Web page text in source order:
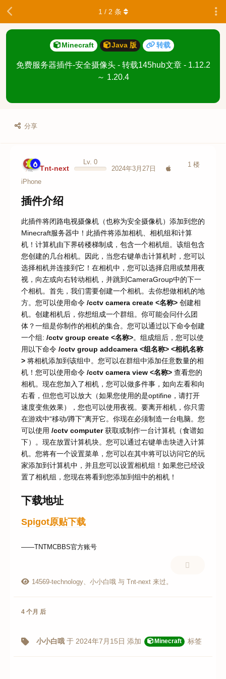
Minecraft Java 版 转载
免费服务器插件-安全摄像头 - 转载145hub文章 - 1.12.2
～ 1.20.4
分享
1 / 2 条
Tnt-next
Lv. 0
2024年3月27日
1 楼
iPhone
插件介绍
此插件将闭路电视摄像机（也称为安全摄像机）添加到您的
Minecraft服务器中！此插件将添加相机、相机组和计算
机！计算机由下界砖楼梯制成，包含一个相机组。该组包含
您创建的几台相机。因此，当您右键单击计算机时，您可以
选择相机并连接到它！在相机中，您可以选择启用或禁用夜
视，向左或向右转动相机，并跳到CameraGroup中的下一
个相机。首先，我们需要创建一个相机。去你想做相机的地
方。您可以使用命令 /cctv camera create <名称> 创建相
机。创建相机后，你想组成一个群组。你可能会问什么团
体？一组是你制作的相机的集合。您可以通过以下命令创建
一个组: /cctv group create <名称>。组成组后，您可以使
用以下命令 /cctv group addcamera <组名称> <相机名称
> 将相机添加到该组中。您可以在群组中添加任意数量的相
机！您可以使用命令 /cctv camera view <名称> 查看您的
相机。现在您加入了相机，您可以做多件事，如向左看和向
右看，但您也可以放大（如果您使用的是optifine，请打开
速度变焦效果），您也可以使用夜视。要离开相机，你只需
在游戏中“移动/蹲下”离开它。你现在必须制造一台电脑。您
可以使用 /cctv computer获取或制作一台计算机（食谱如
下）。现在放置计算机块。您可以通过右键单击块进入计算
机。您将有一个设置菜单，您可以在其中将可以访问它的玩
家添加到计算机中，并且您可以设置相机组！如果您已经设
置了相机组，您现在将看到您添加到组中的相机！
下载地址
Spigot原贴下载
——TNTMCBBS官方账号
14569-technology 小小白哦 与 Tnt-next 来过。
4 个月 后
小小白哦 于 2024年7月15日 添加 Minecraft 标签